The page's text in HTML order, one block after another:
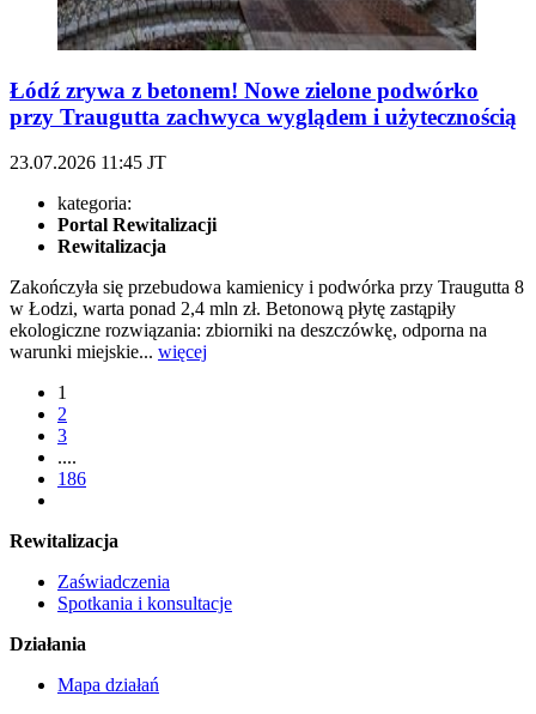
Łódź zrywa z betonem! Nowe zielone podwórko
przy Traugutta zachwyca wyglądem i użytecznością
23.07.2026 11:45 JT
kategoria:
Portal Rewitalizacji
Rewitalizacja
Zakończyła się przebudowa kamienicy i podwórka przy Traugutta 8
w Łodzi, warta ponad 2,4 mln zł. Betonową płytę zastąpiły
ekologiczne rozwiązania: zbiorniki na deszczówkę, odporna na
warunki miejskie... więcej
1
2
3
....
186
Rewitalizacja
Zaświadczenia
Spotkania i konsultacje
Działania
Mapa działań